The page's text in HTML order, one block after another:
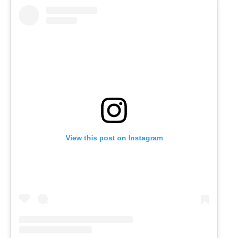
View this post on Instagram